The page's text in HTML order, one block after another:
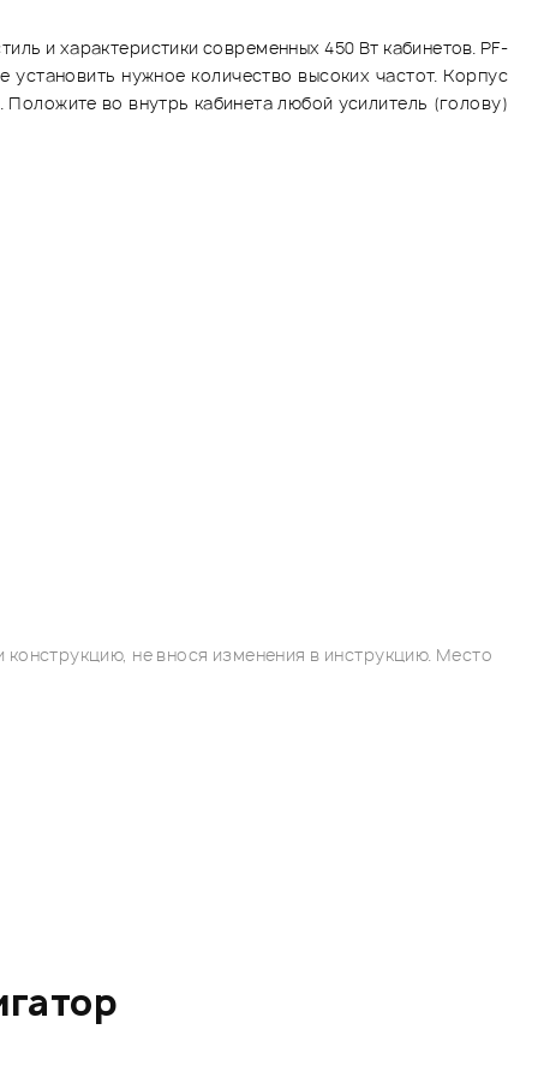
и характеристики современных 450 Вт кабинетов. PF-
нужное количество высоких частот. Корпус
во внутрь кабинета любой усилитель (голову)
не внося изменения в инструкцию. Место